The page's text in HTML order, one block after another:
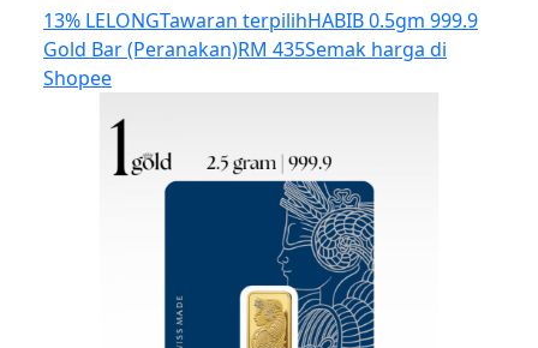
13% LELONGTawaran terpilihHABIB 0.5gm 999.9
Gold Bar (Peranakan)RM 435Semak harga di
Shopee